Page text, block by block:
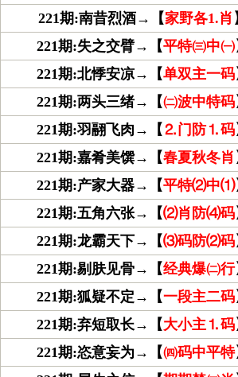
221期:南昔烈酒→【家野各1.肖
221期:失之交臂→【平特㈢中㈠
221期:北悸安凉→【单双主一码
221期:两头三绪→【㈡波中特码
221期:羽翮飞肉→【 ⒉门防⒈码
221期:嘉肴美馔→【春夏秋冬肖
221期:产家大器→【平特⑵中⑴
221期:五角六张→【⑵肖防⑷码
221期:龙霸天下→【⑶码防⑵码
221期:剔肤见骨→【经典爆㈡行
221期:狐疑不定→【一段主二码
221期:弃短取长→【大小主⒈码
221期:恣意妄为→【㈣码中平特